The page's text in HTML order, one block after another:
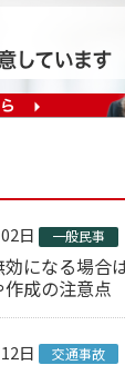
日 一般民事
になる場合
成の注意点
日 交通事故